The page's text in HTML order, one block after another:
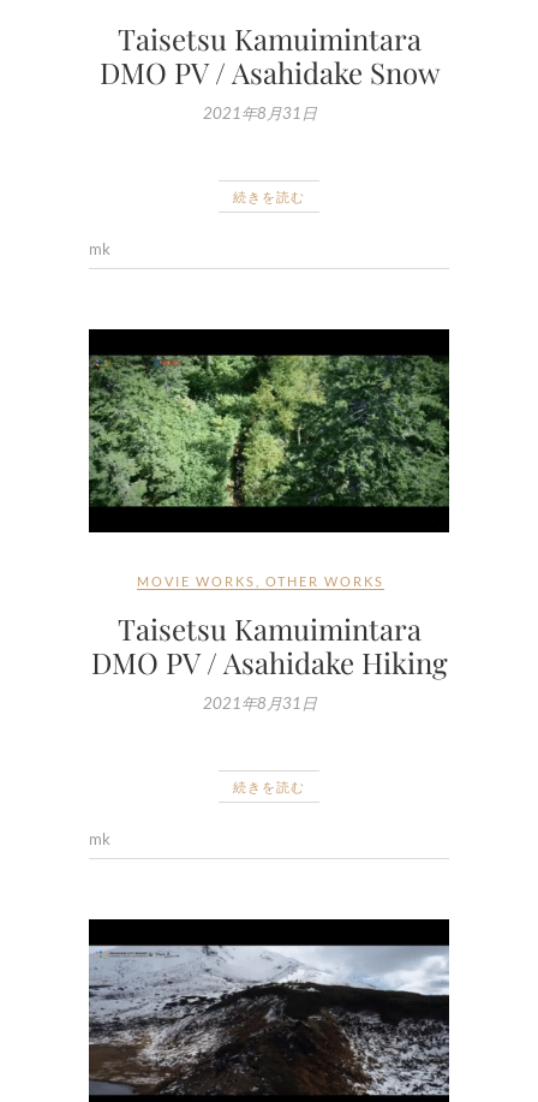
Taisetsu Kamuimintara
DMO PV / Asahidake Snow
2021年8月31日
続きを読む
mk
MOVIE WORKS OTHER WORKS
Taisetsu Kamuimintara
DMO PV / Asahidake Hiking
2021年8月31日
続きを読む
mk